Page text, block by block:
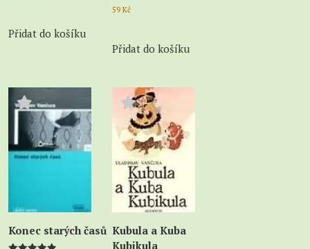
Přidat do košíku
59 Kč
Přidat do košíku
Konec starých časů Kubula a Kuba
Kubikula